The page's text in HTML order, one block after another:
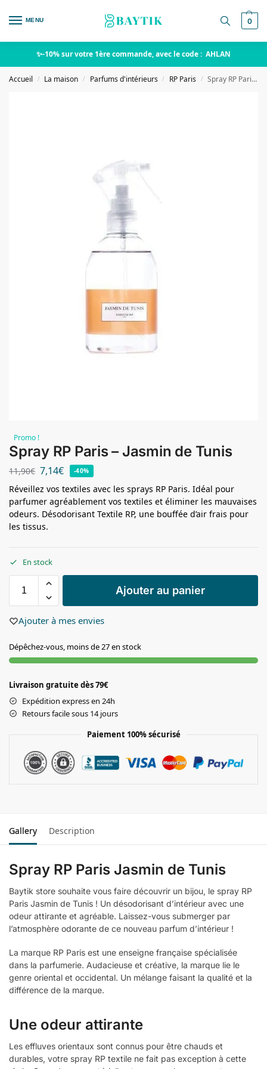
MENU 0
✨-10% sur votre 1ère commande, avec le code : AHLAN
Accueil / La maison / Parfums d'intérieurs / RP Paris / Spray RP Paris – Jasmin de Tunis
Promo !
Spray RP Paris – Jasmin de Tunis
11,90€ 7,14€ -40%
Réveillez vos textiles avec les sprays RP Paris. Idéal pour
parfumer agréablement vos textiles et éliminer les mauvaises
odeurs. Désodorisant Textile RP, une bouffée d’air frais pour
les tissus.
En stock
Ajouter au panier
Ajouter à mes envies
Dépêchez-vous, moins de 27 en stock
Livraison gratuite dès 79€
Expédition express en 24h
Retours facile sous 14 jours
Paiement 100% sécurisé
Gallery Description
Spray RP Paris Jasmin de Tunis
Baytik store souhaite vous faire découvrir un bijou, le spray RP
Paris Jasmin de Tunis ! Un désodorisant d’intérieur avec une
odeur attirante et agréable. Laissez-vous submerger par
l’atmosphère odorante de ce nouveau parfum d’intérieur !
La marque RP Paris est une enseigne française spécialisée
dans la parfumerie. Audacieuse et créative, la marque lie le
genre oriental et occidental. Un mélange faisant la qualité et la
différence de la marque.
Une odeur attirante
Les effluves orientaux sont connus pour être chauds et
durables, votre spray RP textile ne fait pas exception à cette